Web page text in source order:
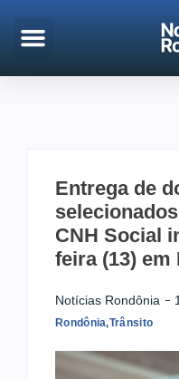
Entrega de
CNH Social
feira (13) em
Notícias Rondônia
Rondônia,Trânsito